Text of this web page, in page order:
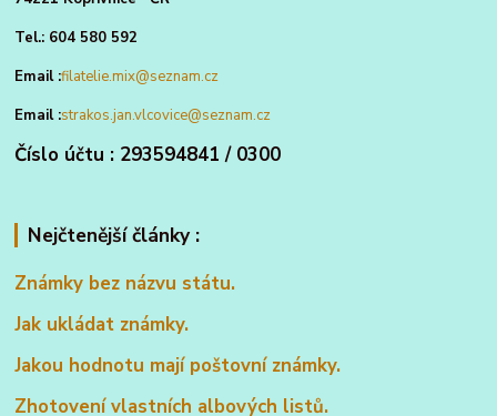
Tel.: 604 580 592
Email :filatelie.mix@seznam.cz
Email :strakos.jan.vlcovice@seznam.cz
Číslo účtu : 293594841 / 0300
Nejčtenější články :
Známky bez názvu státu.
Jak ukládat známky.
Jakou hodnotu mají poštovní známky.
Zhotovení vlastních albových listů.